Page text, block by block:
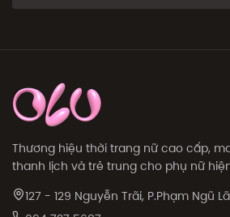
Thương hiệu thời trang nữ cao cấp,
thanh lịch và trẻ trung cho phụ nữ
127 - 129 Nguyễn Trãi, P.Phạm Ngũ